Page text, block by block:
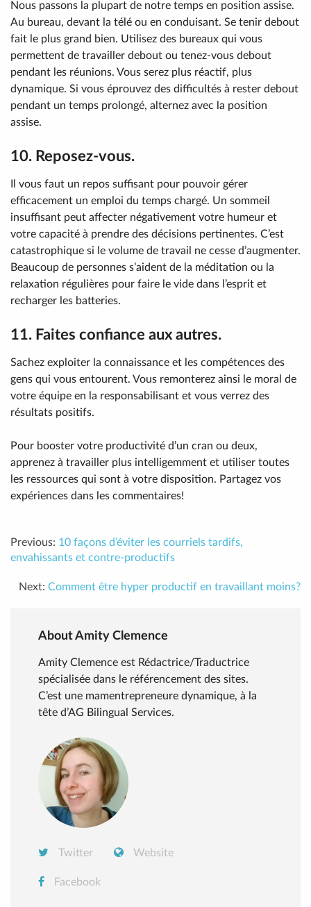
Nous passons la plupart de notre temps en position assise.
Au bureau, devant la télé ou en conduisant. Se tenir debout
fait le plus grand bien. Utilisez des bureaux qui vous
permettent de travailler debout ou tenez-vous debout
pendant les réunions. Vous serez plus réactif, plus
dynamique. Si vous éprouvez des difficultés à rester debout
pendant un temps prolongé, alternez avec la position
assise.
10. Reposez-vous.
Il vous faut un repos suffisant pour pouvoir gérer
efficacement un emploi du temps chargé. Un sommeil
insuffisant peut affecter négativement votre humeur et
votre capacité à prendre des décisions pertinentes. C’est
catastrophique si le volume de travail ne cesse d’augmenter.
Beaucoup de personnes s’aident de la méditation ou la
relaxation régulières pour faire le vide dans l’esprit et
recharger les batteries.
11. Faites confiance aux autres.
Sachez exploiter la connaissance et les compétences des
gens qui vous entourent. Vous remonterez ainsi le moral de
votre équipe en la responsabilisant et vous verrez des
résultats positifs.
Pour booster votre productivité d’un cran ou deux,
apprenez à travailler plus intelligemment et utiliser toutes
les ressources qui sont à votre disposition. Partagez vos
expériences dans les commentaires!
Previous: 10 façons d’éviter les courriels tardifs,
envahissants et contre-productifs
Next: Comment être hyper productif en travaillant moins?
About Amity Clemence
Amity Clemence est Rédactrice/Traductrice
spécialisée dans le référencement des sites.
C’est une mamentrepreneure dynamique, à la
tête d’AG Bilingual Services.
Twitter Website
Facebook